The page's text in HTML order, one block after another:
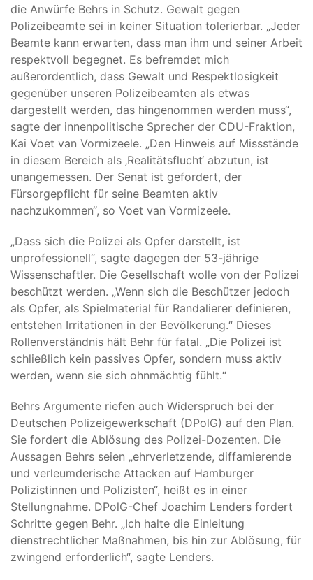
die Anwürfe Behrs in Schutz. Gewalt gegen
Polizeibeamte sei in keiner Situation tolerierbar. „Jeder
Beamte kann erwarten, dass man ihm und seiner Arbeit
respektvoll begegnet. Es befremdet mich
außerordentlich, dass Gewalt und Respektlosigkeit
gegenüber unseren Polizeibeamten als etwas
dargestellt werden, das hingenommen werden muss“,
sagte der innenpolitische Sprecher der CDU-Fraktion,
Kai Voet van Vormizeele. „Den Hinweis auf Missstände
in diesem Bereich als ‚Realitätsflucht‘ abzutun, ist
unangemessen. Der Senat ist gefordert, der
Fürsorgepflicht für seine Beamten aktiv
nachzukommen“, so Voet van Vormizeele.
„Dass sich die Polizei als Opfer darstellt, ist
unprofessionell“, sagte dagegen der 53-jährige
Wissenschaftler. Die Gesellschaft wolle von der Polizei
beschützt werden. „Wenn sich die Beschützer jedoch
als Opfer, als Spielmaterial für Randalierer definieren,
entstehen Irritationen in der Bevölkerung.“ Dieses
Rollenverständnis hält Behr für fatal. „Die Polizei ist
schließlich kein passives Opfer, sondern muss aktiv
werden, wenn sie sich ohnmächtig fühlt.“
Behrs Argumente riefen auch Widerspruch bei der
Deutschen Polizeigewerkschaft (DPolG) auf den Plan.
Sie fordert die Ablösung des Polizei-Dozenten. Die
Aussagen Behrs seien „ehrverletzende, diffamierende
und verleumderische Attacken auf Hamburger
Polizistinnen und Polizisten“, heißt es in einer
Stellungnahme. DPolG-Chef Joachim Lenders fordert
Schritte gegen Behr. „Ich halte die Einleitung
dienstrechtlicher Maßnahmen, bis hin zur Ablösung, für
zwingend erforderlich“, sagte Lenders.